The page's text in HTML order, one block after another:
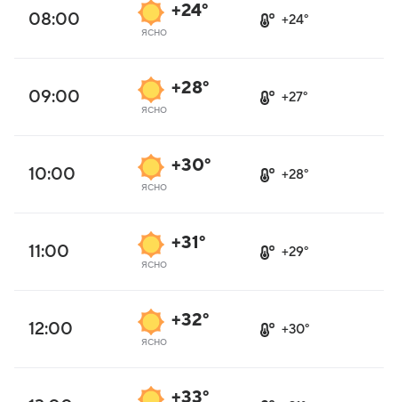
08:00 +24°
ясно
+24°
09:00 +28°
ясно
+27°
10:00 +30°
ясно
+28°
11:00 +31°
ясно
+29°
12:00 +32°
ясно
+30°
+33°